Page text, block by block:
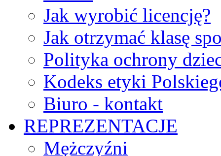
Jak wyrobić licencję?
Jak otrzymać klasę
Polityka ochrony
Kodeks etyki
Biuro - kontakt
REPREZENTACJE
Mężczyźni